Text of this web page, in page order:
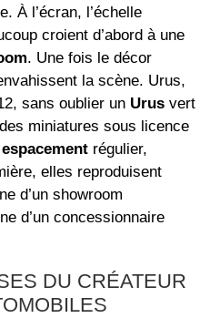
À l’écran, l’échelle
croient d’abord à une
. Une fois le décor
la scène. Urus,
sans oublier un Urus vert
miniatures sous licence
espacement régulier,
elles reproduisent
d’un showroom
d’un concessionnaire
DU CRÉATEUR